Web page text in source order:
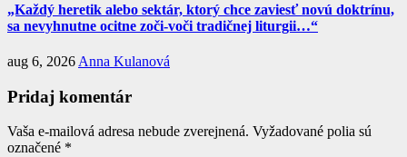
„Každý heretik alebo sektár, ktorý chce zaviesť novú doktrínu,
sa nevyhnutne ocitne zoči-voči tradičnej liturgii…“
aug 6, 2026 Anna Kulanová
Pridaj komentár
Vaša e-mailová adresa nebude zverejnená. Vyžadované polia sú
označené *